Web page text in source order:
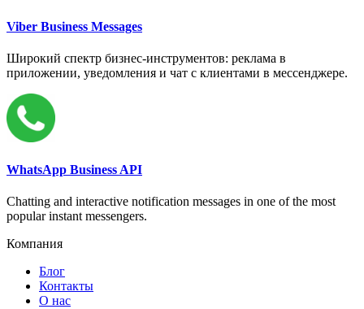
Viber Business Messages
Широкий спектр бизнес-инструментов: реклама в
приложении, уведомления и чат с клиентами в мессенджере.
WhatsApp Business API
Chatting and interactive notification messages in one of the most
popular instant messengers.
Компания
Блог
Контакты
О нас